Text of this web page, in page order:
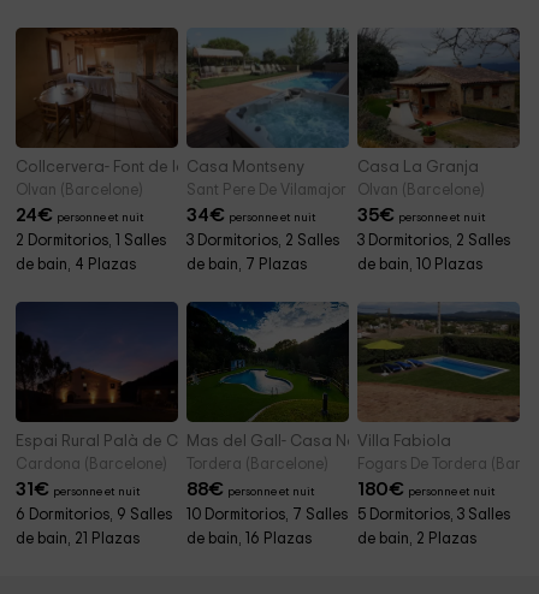
Collcervera- Font de la Tosca
Olvan (Barcelone)
24€ personne et nuit
2 Dormitorios, 1 Salles
de bain, 4 Plazas
Casa Montseny
Sant Pere De Vilamajor (Barcelone)
34€ personne et nuit
3 Dormitorios, 2 Salles
de bain, 7 Plazas
Casa La Granja
Olvan (Barcelone)
35€ personne et nuit
3 Dormitorios, 2 Salles
de bain, 10 Plazas
Espai Rural Palà de Coma
Cardona (Barcelone)
31€ personne et nuit
6 Dormitorios, 9 Salles
de bain, 21 Plazas
Mas del Gall- Casa Nova
Tordera (Barcelone)
88€ personne et nuit
10 Dormitorios, 7 Salles
de bain, 16 Plazas
Villa Fabiola
Fogars De Tordera
180€ personne et nuit
5 Dormitorios, 3 Salles
de bain, 2 Plazas